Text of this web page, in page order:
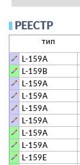
РЕЕСТР
тип
L-159A
L-159B
L-159A
L-159A
L-159A
L-159A
L-159A
L-159A
L-159E